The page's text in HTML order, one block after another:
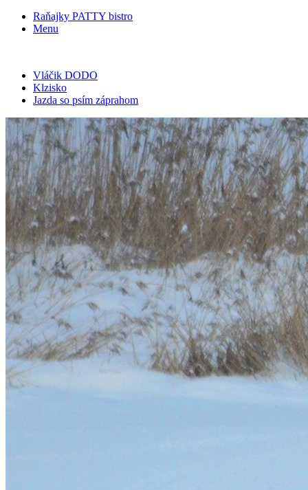
Raňajky PATTY bistro
Menu
Vláčik DODO
Klzisko
Jazda so psím záprahom